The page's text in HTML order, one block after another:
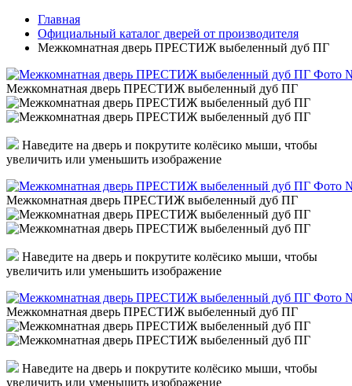
Главная
Официальный каталог дверей от производителя
Межкомнатная дверь ПРЕСТИЖ выбеленный дуб ПГ
Межкомнатная дверь ПРЕСТИЖ выбеленный дуб ПГ
Наведите на дверь и покрутите колёсико мыши, чтобы
увеличить или уменьшить изображение
Межкомнатная дверь ПРЕСТИЖ выбеленный дуб ПГ
Наведите на дверь и покрутите колёсико мыши, чтобы
увеличить или уменьшить изображение
Межкомнатная дверь ПРЕСТИЖ выбеленный дуб ПГ
Наведите на дверь и покрутите колёсико мыши, чтобы
увеличить или уменьшить изображение